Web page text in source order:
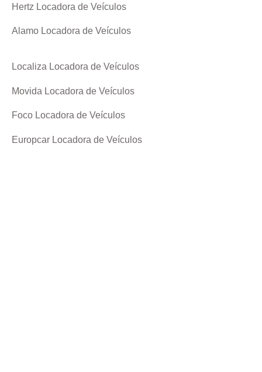
Hertz Locadora de Veículos
Alamo Locadora de Veículos
Localiza Locadora de Veículos
Movida Locadora de Veículos
Foco Locadora de Veículos
Europcar Locadora de Veículos